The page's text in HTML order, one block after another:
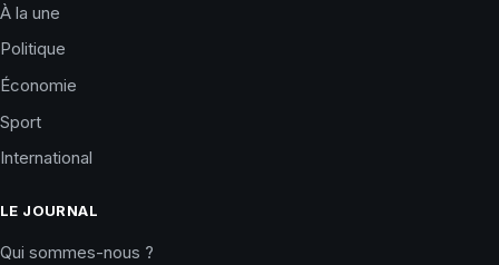
À la une
Politique
Économie
Sport
International
LE JOURNAL
Qui sommes-nous ?